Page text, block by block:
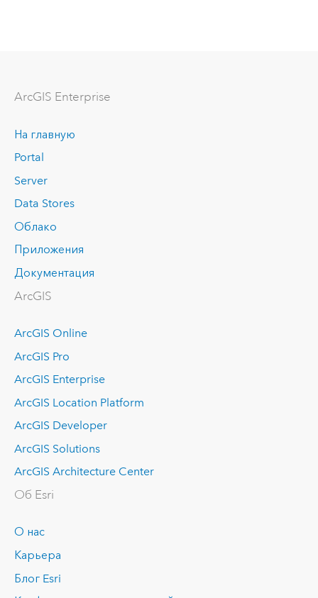
ArcGIS Enterprise
На главную
Portal
Server
Data Stores
Облако
Приложения
Документация
ArcGIS
ArcGIS Online
ArcGIS Pro
ArcGIS Enterprise
ArcGIS Location Platform
ArcGIS Developer
ArcGIS Solutions
ArcGIS Architecture Center
Об Esri
О нас
Карьера
Блог Esri